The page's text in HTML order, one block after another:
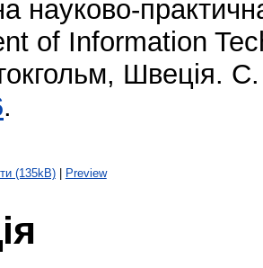
науково-
of Information
Швеція.
.
(135kB)| Preview